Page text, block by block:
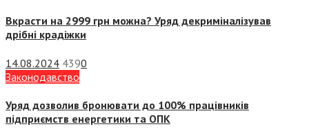
Вкрасти на 2999 грн можна? Уряд декриміналізував
дрібні крадіжки
14.08.2024 4390
Законодавство
Уряд дозволив бронювати до 100% працівників
підприємств енергетики та ОПК